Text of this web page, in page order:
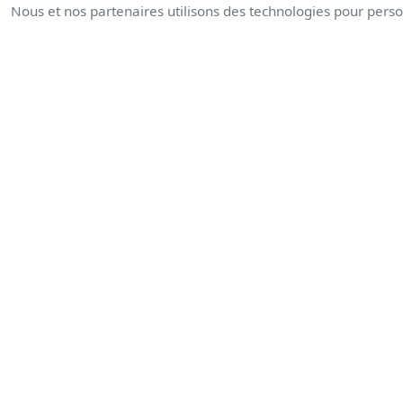
Nous et nos partenaires utilisons des technologies pour